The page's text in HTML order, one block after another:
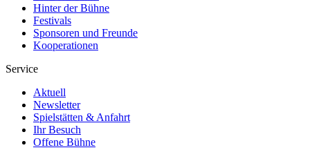
Hinter der Bühne
Festivals
Sponsoren und Freunde
Kooperationen
Service
Aktuell
Newsletter
Spielstätten & Anfahrt
Ihr Besuch
Offene Bühne